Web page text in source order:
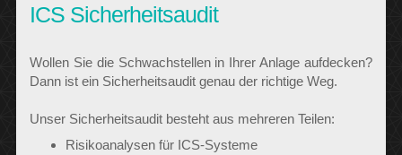
ICS Sicherheitsaudit
Wollen Sie die Schwachstellen in Ihrer Anlage aufdecken?
Dann ist ein Sicherheitsaudit genau der richtige Weg.
Unser Sicherheitsaudit besteht aus mehreren Teilen:
Risiko­analysen für ICS-Systeme